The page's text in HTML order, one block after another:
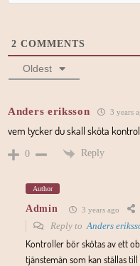
2 COMMENTS
Oldest
Anders eriksson 3 years
vem tycker du skall sköta
0 Reply
Author
Admin 3 years ago
Reply toAnders
Kontroller bör skötas av ett
tjänstemän som kan ställas